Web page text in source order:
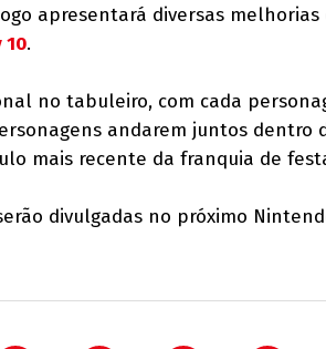
apresentará diversas melhorias
10.
no tabuleiro, com cada
andarem juntos dentro
mais recente da franquia de
divulgadas no próximo